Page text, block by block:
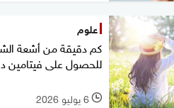
علوم
كم دقيقة من أشعة
للحصول على فيتامين
l 6 يوليو 2026